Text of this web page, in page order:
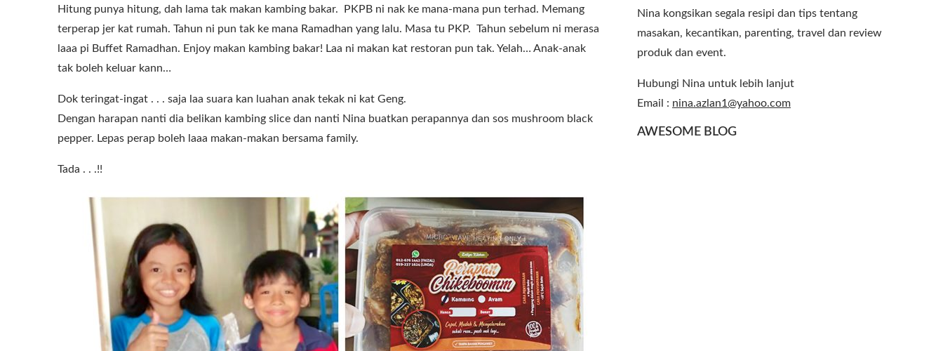
Hitung punya hitung, dah lama tak makan kambing bakar. PKPB ni nak ke mana-mana pun terhad. Memang
terperap jer kat rumah. Tahun ni pun tak ke mana Ramadhan yang lalu. Masa tu PKP. Tahun sebelum ni merasa
laaa pi Buffet Ramadhan. Enjoy makan kambing bakar! Laa ni makan kat restoran pun tak. Yelah… Anak-anak
tak boleh keluar kann…
Dok teringat-ingat . . . saja laa suara kan luahan anak tekak ni kat Geng.
Dengan harapan nanti dia belikan kambing slice dan nanti Nina buatkan perapannya dan sos mushroom black
pepper. Lepas perap boleh laaa makan-makan bersama family.
Tada . . .!!
Nina kongsikan segala resipi dan tips tentang
masakan, kecantikan, parenting, travel dan review
produk dan event.
Hubungi Nina untuk lebih lanjut
Email : nina.azlan1@yahoo.com
AWESOME BLOG